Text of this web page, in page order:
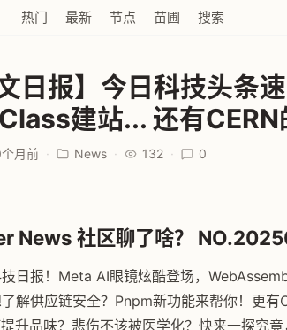
热门 最新 节点 苗圃 搜索
文日报】今日科技头条
建站... 还有CERN
月前 · News · 132 · 0
News 社区聊了啥？
日报！Meta AI眼镜炫酷登场，
解供应链安全？Pnpm新功能来帮你！更
升品味？悲伤不该被医学化？快来一探究竟